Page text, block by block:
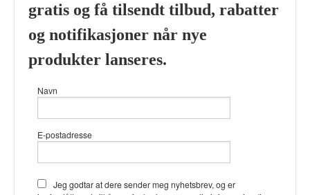
Frakt Kjøpsbetingelser
Sikkerhet og personvern
Nyhetsbrev
Viking’s Perfume House & Beard Co Fløenbakken 43 A 5009
Bergen Tlf.41696407- Foretaksregisteret 933905799
du får en bedre kjøpsopplevelse og
bruker cookies hovedsaklig til å
lagre innloggingsdetaljer og huske
gratis og få tilsendt tilbud, rabatter
og notifikasjoner når nye
produkter lanseres.
Navn
E-postadresse
Jeg godtar at dere sender meg nyhetsbrev, og er